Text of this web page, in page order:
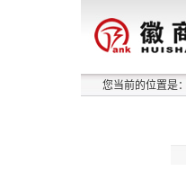
您当前的位置是：